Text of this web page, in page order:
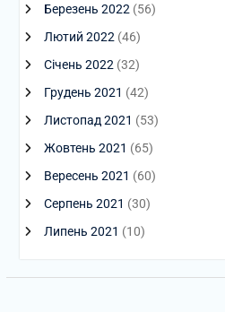
Березень 2022 (56)
Лютий 2022 (46)
Січень 2022 (32)
Грудень 2021 (42)
Листопад 2021 (53)
Жовтень 2021 (65)
Вересень 2021 (60)
Серпень 2021 (30)
Липень 2021 (10)